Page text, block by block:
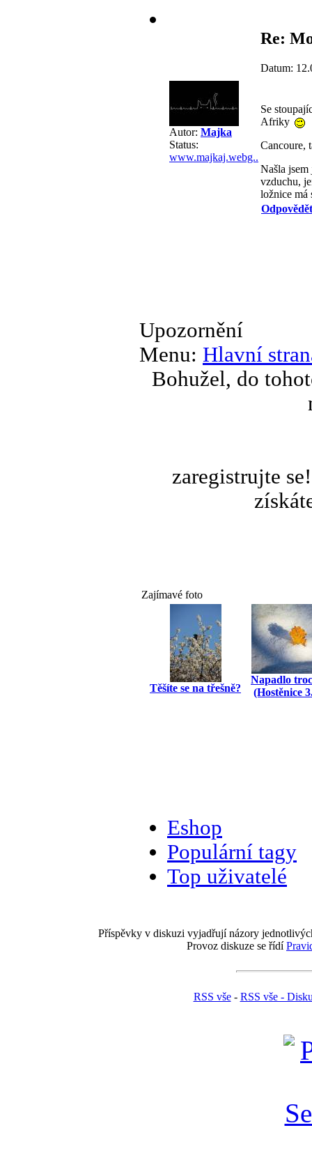
Autor: Majka
Status:
www.majkaj.webg..
Re:
Datum:
Se
Afriky
Cancoure,
Našla
vzduchu,
ložnice má
Odpovědět
Upozornění
Menu: Hlavní
Bohužel, do
zaregistrujte
Zajímavé foto
Těšíte se na třešně?
Napadlo
(Hostěnice
Eshop
Populární tagy
Top uživatelé
Příspěvky v diskuzi vyjadřují názory
Provoz diskuze se řídí
RSS vše- RSS vše -